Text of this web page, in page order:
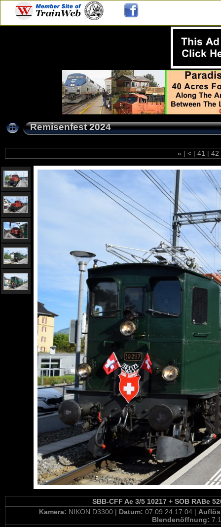
Remisenfest 2024
« | < | 41 | 42
SBB-CFF Ae 3/5 10217 + SOB RABe
Kamera: NIKON D3300 | Datum: 07.09.24 17:04 |
Blendenöffnung: